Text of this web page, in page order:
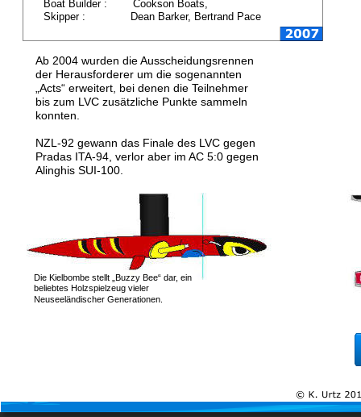
Boat Builder :        Cookson Boats,
Skipper :              Dean Barker, Bertrand Pace
Ab 2004 wurden die Ausscheidungsrennen
der Herausforderer um die sogenannten
„Acts“ erweitert, bei denen die Teilnehmer
bis zum LVC zusätzliche Punkte sammeln
konnten.
NZL-92 gewann das Finale des LVC gegen
Pradas ITA-94, verlor aber im AC 5:0 gegen
Alinghis SUI-100.
Die Kielbombe stellt „Buzzy Bee“ dar, ein
beliebtes Holzspielzeug vieler
Neuseeländischer Generationen.